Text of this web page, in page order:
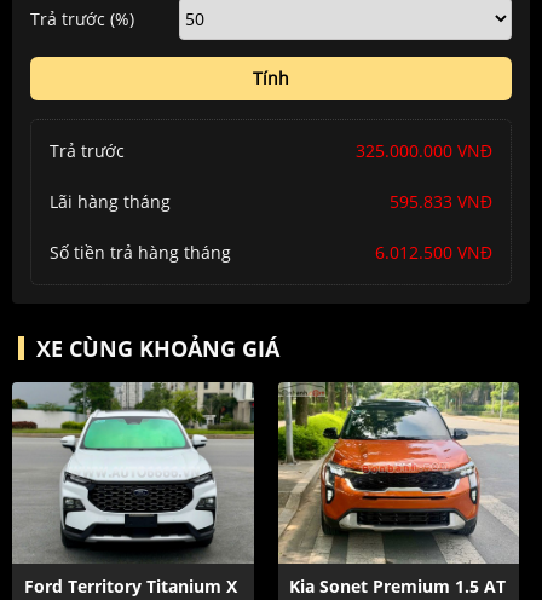
Trả trước (%)
Tính
Trả trước 325.000.000 VNĐ
Lãi hàng tháng 595.833 VNĐ
Số tiền trả hàng tháng 6.012.500 VNĐ
XE CÙNG KHOẢNG GIÁ
Ford Territory Titanium X
Kia Sonet Premium 1.5 AT